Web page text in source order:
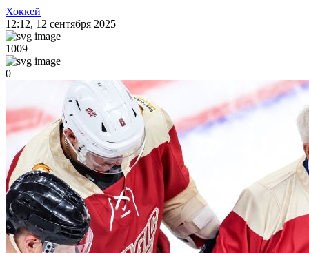
Хоккей
12:12, 12 сентября 2025
1009
0